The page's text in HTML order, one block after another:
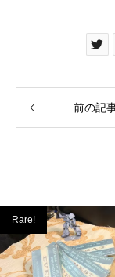
前の記
Rare!